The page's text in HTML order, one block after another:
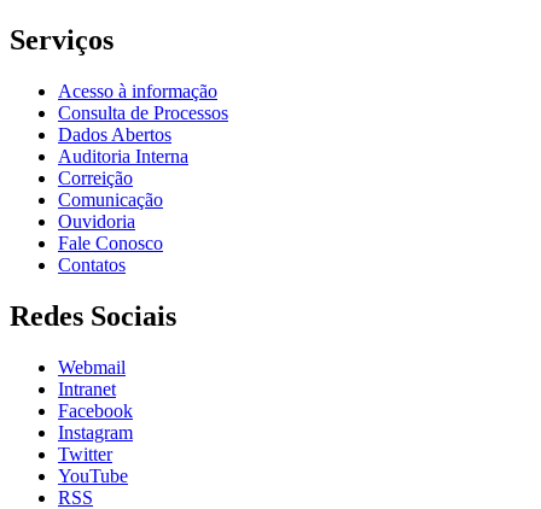
Serviços
Acesso à informação
Consulta de Processos
Dados Abertos
Auditoria Interna
Correição
Comunicação
Ouvidoria
Fale Conosco
Contatos
Redes Sociais
Webmail
Intranet
Facebook
Instagram
Twitter
YouTube
RSS